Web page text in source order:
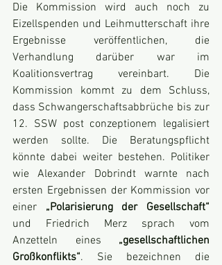
Die Kommission wird auch noch zu
Eizellspenden und Leihmutterschaft ihre
Ergebnisse veröffentlichen, die
Verhandlung darüber war im
Koalitionsvertrag vereinbart. Die
Kommission kommt zu dem Schluss,
dass Schwangerschaftsabbrüche bis zur
12. SSW post conzeptionem legalisiert
werden sollte. Die Beratungspflicht
könnte dabei weiter bestehen. Politiker
wie Alexander Dobrindt warnte nach
ersten Ergebnissen der Kommission vor
einer
und Friedrich Merz sprach vom
Anzetteln eines „gesellschaftlichen
Großkonflikts“. Sie bezeichnen die